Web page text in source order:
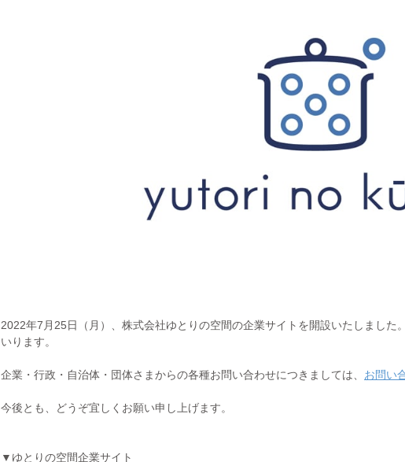
2022年7月25日（月）、株式会社ゆとりの空間の企業サイトを開設いたしました
いります。
企業・行政・自治体・団体さまからの各種お問い合わせにつきましては、 お問い
今後とも、どうぞ宜しくお願い申し上げます。
▼ゆとりの空間企業サイト